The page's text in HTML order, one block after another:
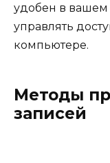
удобен в вашем
управлять
компьютере.
Методы
записей